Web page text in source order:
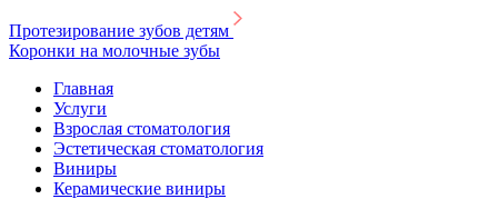
Протезирование зубов детям
Коронки на молочные зубы
Главная
Услуги
Взрослая стоматология
Эстетическая стоматология
Виниры
Керамические виниры